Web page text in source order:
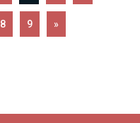
8 9 »